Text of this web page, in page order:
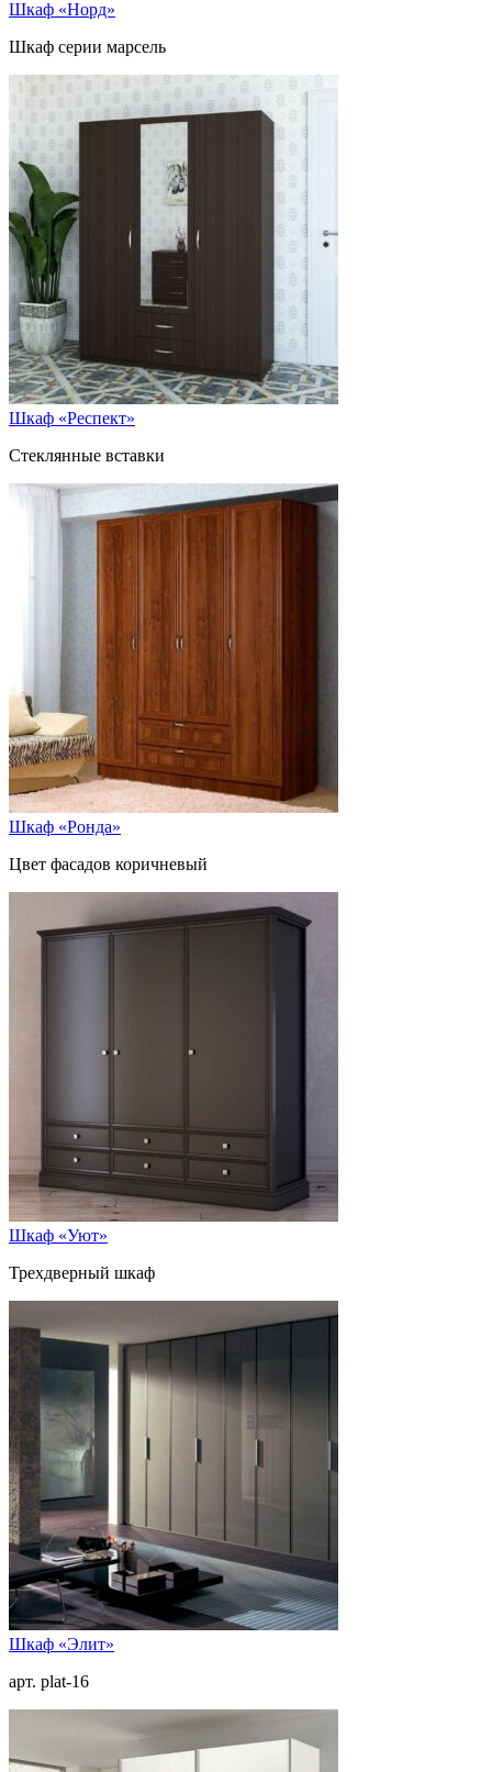
Шкаф «Норд»
Шкаф серии марсель
Шкаф «Респект»
Стеклянные вставки
Шкаф «Ронда»
Цвет фасадов коричневый
Шкаф «Уют»
Трехдверный шкаф
Шкаф «Элит»
арт. plat-16